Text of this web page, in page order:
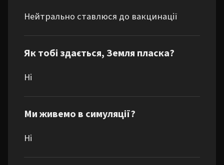
Нейтрально ставлюся до вакцинації
Як тобі здається, Земля пласка?
Ні
Ми живемо в симуляції?
Ні